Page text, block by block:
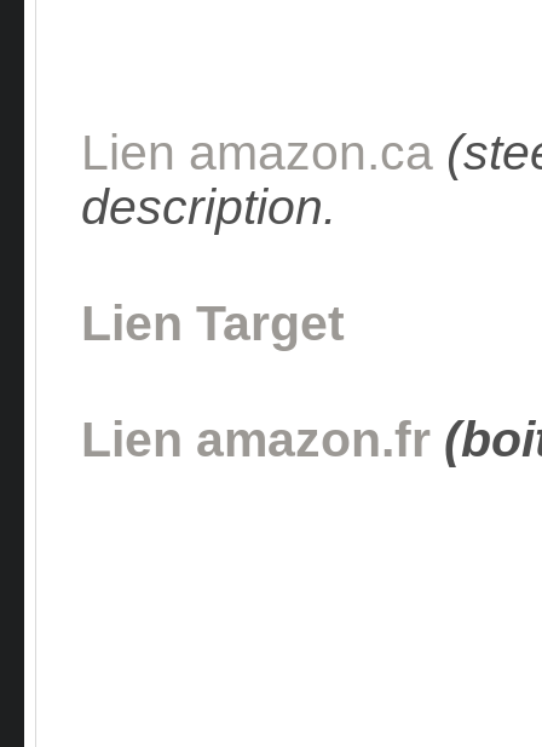
Lien amazon.ca
description.
Lien Target
Lien amazon.fr